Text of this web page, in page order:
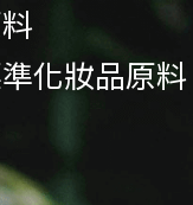
化妝品原料